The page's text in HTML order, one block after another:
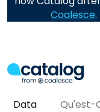
Coalesce.
Data
Qu'est-